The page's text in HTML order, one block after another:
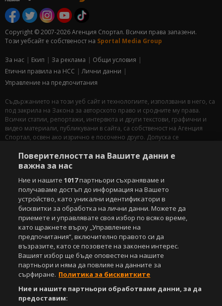
Copyright © 2007-2026 Агенция Спортал. Всички права запазени.
Този уебсайт е собственост на Sportal Media Group
За нас Екип За рекламa
Общи условия
Етични правила на НСС
Лични данни
Управление на предпочитания
Съдържанието на този уеб сайт и технологиите, използвани в него, са
под закрила на Закона за авторското право и сродните му права.
Всички статии, репортажи, интервюта и други текстови, графични и
видео материали, публикувани в сайта, са собственост на Агенция
Спортал, освен ако изрично е посочено друго. Допуска се
Агенция Спортал, посочване на източника и добавяне на линк към
www.sportal.bg. Използването на графични и видео материали,
санкционирани с цялата строгост на закона.
СвалиБЕЗПЛАТНОТОприложение за:
Android
Powered by:
Поверителността на Вашите данни е
важна за нас
Ние и нашите1017партньори съхраняваме и
получаваме достъп до информация на Вашето
устройство, като уникални идентификатори в
бисквитки за обработка на лични данни. Можете да
приемете и управлявате своя избор по всяко време,
като щракнете върху „Управление на
предпочитания“, включително правото си да
възразите, като се позовете на законен интерес.
Вашият избор ще бъде оповестен на нашите
партньори и няма да повлияе на данните за
сърфиране. Политика за бисквитките
Ние и нашите партньори обработваме данни, за да
предоставим: